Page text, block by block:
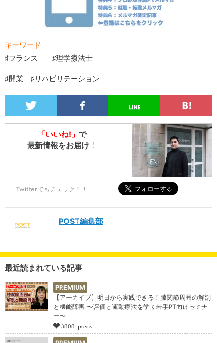
キーワード
♯フランス ♯理学療法士
♯開業 ♯リハビリテーション
「いいね!」 で
最新情報をお届け！
Twitterでもチェック！！
POST編集部
最近読まれている記事
PREMIUM
【アーカイブ】明日から実践できる！膝関節周囲の解剖
と機能障害 〜評価と運動療法を学ぶ若手PT向けセミナ
ー〜
3808 posts